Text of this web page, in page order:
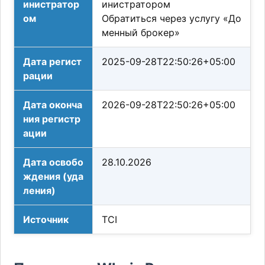
инистратор
ом
инистратором
Обратиться через услугу «До
менный брокер»
Дата регист
рации
2025-09-28T22:50:26+05:00
Дата оконча
ния регистр
ации
2026-09-28T22:50:26+05:00
Дата освобо
ждения (уда
ления)
28.10.2026
Источник TCI